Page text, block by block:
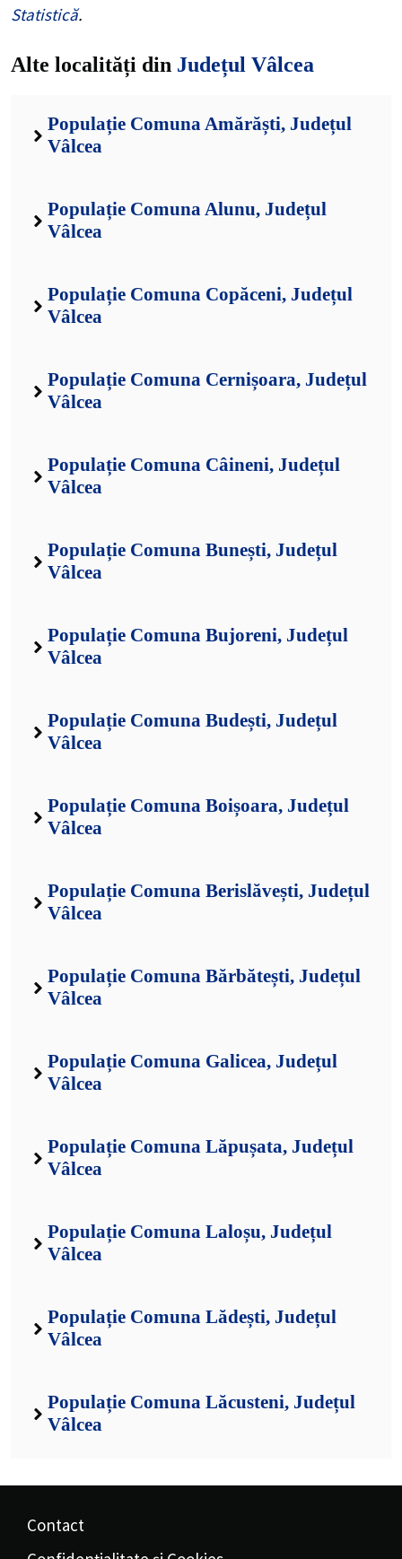
Statistică.
Alte localități din Județul Vâlcea
Populație Comuna Amărăști, Județul
Vâlcea
Populație Comuna Alunu, Județul
Vâlcea
Populație Comuna Copăceni, Județul
Vâlcea
Populație Comuna Cernișoara, Județul
Vâlcea
Populație Comuna Câineni, Județul
Vâlcea
Populație Comuna Bunești, Județul
Vâlcea
Populație Comuna Bujoreni, Județul
Vâlcea
Populație Comuna Budești, Județul
Vâlcea
Populație Comuna Boișoara, Județul
Vâlcea
Populație Comuna Berislăvești, Județul
Vâlcea
Populație Comuna Bărbătești, Județul
Vâlcea
Populație Comuna Galicea, Județul
Vâlcea
Populație Comuna Lăpușata, Județul
Vâlcea
Populație Comuna Laloșu, Județul
Vâlcea
Populație Comuna Lădești, Județul
Vâlcea
Populație Comuna Lăcusteni, Județul
Vâlcea
Contact